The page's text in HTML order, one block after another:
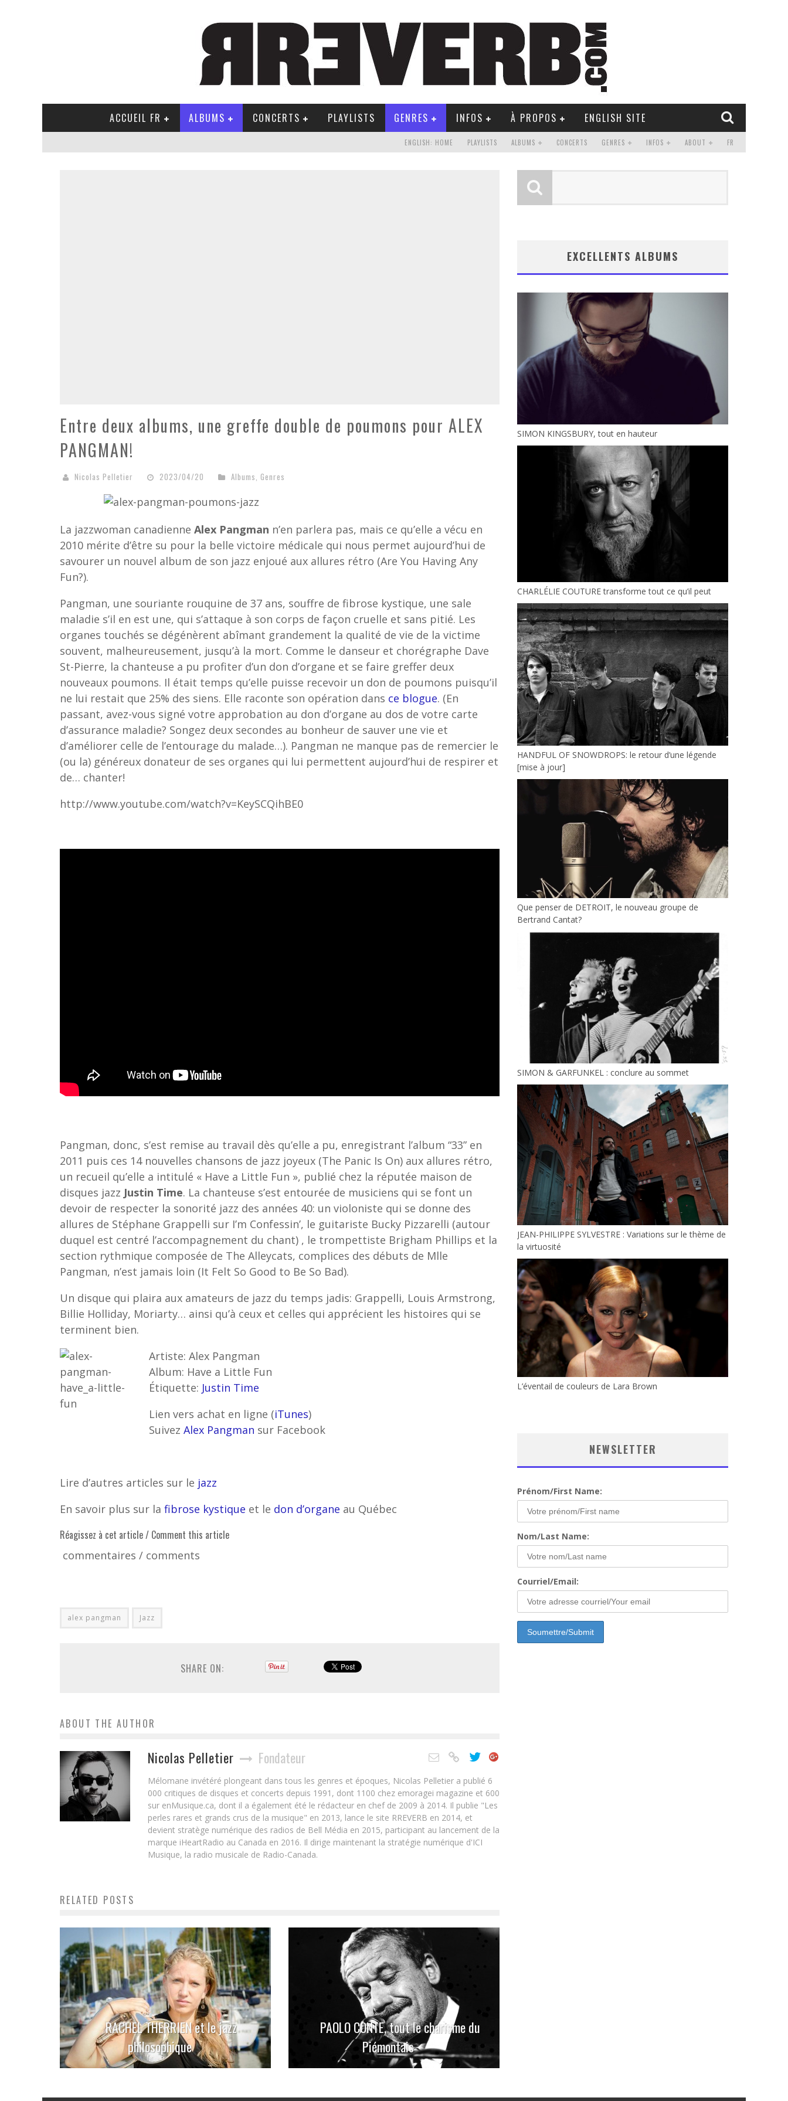
ACCUEIL FR ALBUMS CONCERTS PLAYLISTS GENRES INFOS À PROPOS ENGLISH SITE
ENGLISH: HOME PLAYLISTS ALBUMS CONCERTS GENRES INFOS ABOUT FR
Entre deux albums, une greffe double de poumons pour ALEX
PANGMAN!
Nicolas Pelletier 2023/04/20 Albums, Genres
La jazzwoman canadienne Alex Pangman n’en parlera pas, mais ce qu’elle a vécu en
2010 mérite d’être su pour la belle victoire médicale qui nous permet aujourd’hui de
savourer un nouvel album de son jazz enjoué aux allures rétro (Are You Having Any
Fun?).
Pangman, une souriante rouquine de 37 ans, souffre de fibrose kystique, une sale
maladie s’il en est une, qui s’attaque à son corps de façon cruelle et sans pitié. Les
organes touchés se dégénèrent abîmant grandement la qualité de vie de la victime
souvent, malheureusement, jusqu’à la mort. Comme le danseur et chorégraphe Dave
St-Pierre, la chanteuse a pu profiter d’un don d’organe et se faire greffer deux
nouveaux poumons. Il était temps qu’elle puisse recevoir un don de poumons puisqu’il
ne lui restait que 25% des siens. Elle raconte son opération dans ce blogue. (En
passant, avez-vous signé votre approbation au don d’organe au dos de votre carte
d’assurance maladie? Songez deux secondes au bonheur de sauver une vie et
d’améliorer celle de l’entourage du malade…). Pangman ne manque pas de remercier le
(ou la) généreux donateur de ses organes qui lui permettent aujourd’hui de respirer et
de… chanter!
http://www.youtube.com/watch?v=KeySCQihBE0
Pangman, donc, s’est remise au travail dès qu’elle a pu, enregistrant l’album “33” en
2011 puis ces 14 nouvelles chansons de jazz joyeux (The Panic Is On) aux allures rétro,
un recueil qu’elle a intitulé « Have a Little Fun », publié chez la réputée maison de
disques jazz Justin Time. La chanteuse s’est entourée de musiciens qui se font un
devoir de respecter la sonorité jazz des années 40: un violoniste qui se donne des
allures de Stéphane Grappelli sur I’m Confessin’, le guitariste Bucky Pizzarelli (autour
duquel est centré l’accompagnement du chant) , le trompettiste Brigham Phillips et la
section rythmique composée de The Alleycats, complices des débuts de Mlle
Pangman, n’est jamais loin (It Felt So Good to Be So Bad).
Un disque qui plaira aux amateurs de jazz du temps jadis: Grappelli, Louis Armstrong,
Billie Holliday, Moriarty… ainsi qu’à ceux et celles qui apprécient les histoires qui se
terminent bien.
Artiste: Alex Pangman
Album: Have a Little Fun
Étiquette: Justin Time
Lien vers achat en ligne (iTunes)
Suivez Alex Pangman sur Facebook
Lire d’autres articles sur le jazz
En savoir plus sur la fibrose kystique et le don d’organe au Québec
Réagissez à cet article / Comment this article
commentaires / comments
alex pangman Jazz
SHARE ON:
ABOUT THE AUTHOR
Nicolas Pelletier Fondateur
Mélomane invétéré plongeant dans tous les genres et époques, Nicolas Pelletier a publié 6
000 critiques de disques et concerts depuis 1991, dont 1100 chez emoragei magazine et 600
sur enMusique.ca, dont il a également été le rédacteur en chef de 2009 à 2014. Il publie "Les
perles rares et grands crus de la musique" en 2013, lance le site RREVERB en 2014, et
devient stratège numérique des radios de Bell Média en 2015, participant au lancement de la
marque iHeartRadio au Canada en 2016. Il dirige maintenant la stratégie numérique d'ICI
Musique, la radio musicale de Radio-Canada.
RELATED POSTS
RACHEL THERRIEN et le jazz
philosophique
PAOLO CONTE, tout le charisme du
Piémontais
EXCELLENTS ALBUMS
SIMON KINGSBURY, tout en hauteur
CHARLÉLIE COUTURE transforme tout ce qu’il peut
HANDFUL OF SNOWDROPS: le retour d’une légende
[mise à jour]
Que penser de DETROIT, le nouveau groupe de
Bertrand Cantat?
SIMON & GARFUNKEL : conclure au sommet
JEAN-PHILIPPE SYLVESTRE : Variations sur le thème de
la virtuosité
L’éventail de couleurs de Lara Brown
NEWSLETTER
Prénom/First Name:
Nom/Last Name:
Courriel/Email: